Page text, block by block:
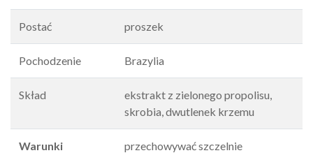
Postać proszek
Pochodzenie Brazylia
Skład
ekstrakt z zielonego propolisu,
skrobia, dwutlenek krzemu
Warunki
przechowywać szczelnie